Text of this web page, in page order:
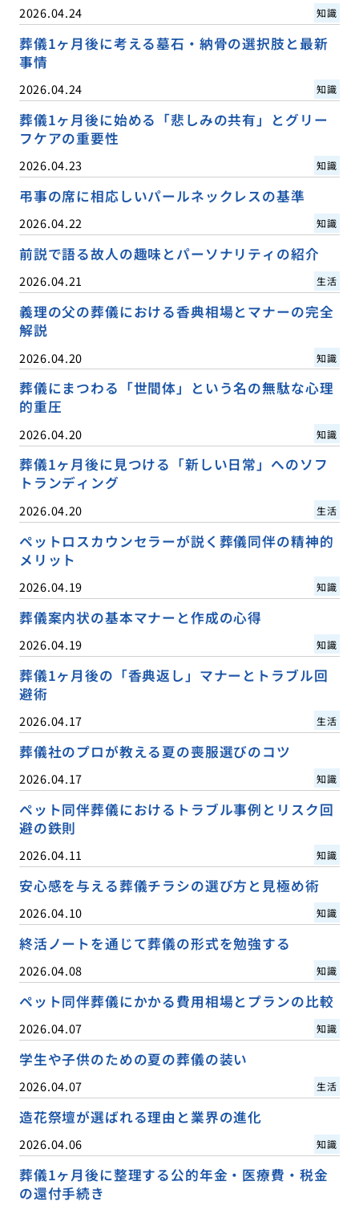
2026.04.24 知識
葬儀1ヶ月後に考える墓石・納骨の選択肢と最新
事情
2026.04.24 知識
葬儀1ヶ月後に始める「悲しみの共有」とグリー
フケアの重要性
2026.04.23 知識
弔事の席に相応しいパールネックレスの基準
2026.04.22 知識
前説で語る故人の趣味とパーソナリティの紹介
2026.04.21 生活
義理の父の葬儀における香典相場とマナーの完全
解説
2026.04.20 知識
葬儀にまつわる「世間体」という名の無駄な心理
的重圧
2026.04.20 知識
葬儀1ヶ月後に見つける「新しい日常」へのソフ
トランディング
2026.04.20 生活
ペットロスカウンセラーが説く葬儀同伴の精神的
メリット
2026.04.19 知識
葬儀案内状の基本マナーと作成の心得
2026.04.19 知識
葬儀1ヶ月後の「香典返し」マナーとトラブル回
避術
2026.04.17 生活
葬儀社のプロが教える夏の喪服選びのコツ
2026.04.17 知識
ペット同伴葬儀におけるトラブル事例とリスク回
避の鉄則
2026.04.11 知識
安心感を与える葬儀チラシの選び方と見極め術
2026.04.10 知識
終活ノートを通じて葬儀の形式を勉強する
2026.04.08 知識
ペット同伴葬儀にかかる費用相場とプランの比較
2026.04.07 知識
学生や子供のための夏の葬儀の装い
2026.04.07 生活
造花祭壇が選ばれる理由と業界の進化
2026.04.06 知識
葬儀1ヶ月後に整理する公的年金・医療費・税金
の還付手続き